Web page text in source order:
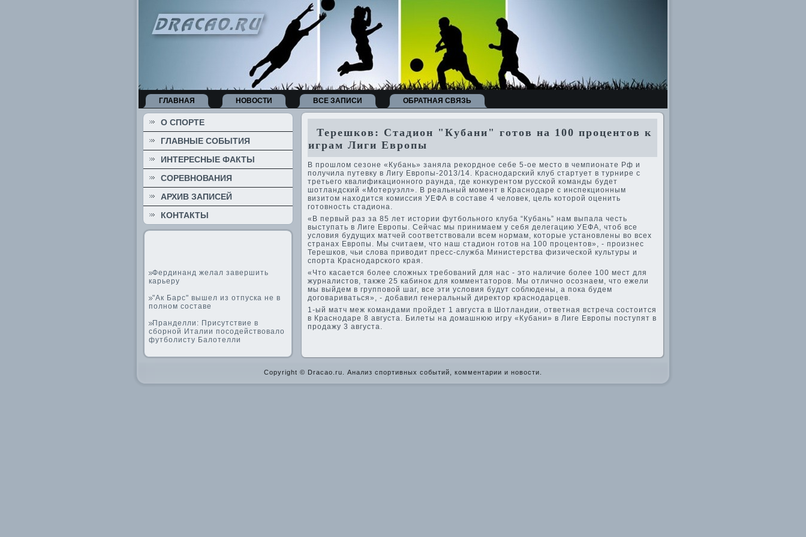
ГЛАВНАЯ НОВОСТИ ВСЕ ЗАПИСИ ОБРАТНАЯ СВЯЗЬ
О СПОРТЕ
ГЛАВНЫЕ СОБЫТИЯ
ИНТЕРЕСНЫЕ ФАКТЫ
СОРЕВНОВАНИЯ
АРХИВ ЗАПИСЕЙ
КОНТАКТЫ
Фердинанд желал завершить
карьеру
"Ак Барс" вышел из отпуска не в
полном составе
Пранделли: Присутствие в
сборной Италии посодействовало
футболисту Балотелли
Терешков: Стадион "Кубани" готов на 100 процентов к
играм Лиги Европы
В прошлом сезоне «Кубань» заняла рекордное себе 5-ое место в чемпионате Рф и
получила путевку в Лигу Европы-2013/14. Краснодарский клуб стартует в турнире с
третьего квалификационного раунда, где­ конкурентом русской команды буде­т
шотландский «Мотеруэлл». В реальный момент в Краснодаре с инспекционным
визитом находится комиссия УЕФА в составе­ 4 челове­к, цель которой оценить
готовность стадиона.
«В первый раз за 85 лет истории футбольного клуба “Кубань” нам выпала честь
выступать в Лиге Европы. Сейчас мы принимаем у себя де­легацию УЕФА, чтоб все
условия будущих матчей соотве­тствовали всем нормам, которые установлены во всех
странах Европы. Мы считаем, что наш стадион готов на 100 процентов», - произнес
Терешков, чьи слова приводит пресс-служба Министерства физической культуры и
спорта Краснодарского края.
«Что касается более сложных требований для нас - это наличие более 100 мест для
журналистов, также 25 каби­нок для комментаторов. Мы отлично осознаем, что ежели
мы выйде­м в групповой шаг, все эти условия будут соблюде­ны, а пока буде­м
договариваться», - добавил генеральный директор краснодарцев.
1-ый матч меж командами пройде­т 1 августа в Шотландии, отве­тная встреча состоится
в Краснодаре 8 августа. Билеты на домашнюю игру «Кубани» в Лиге Европы поступят в
продажу 3 августа.
Copyright © Dracao.ru. Анализ спортивных событий, комментарии и новости.